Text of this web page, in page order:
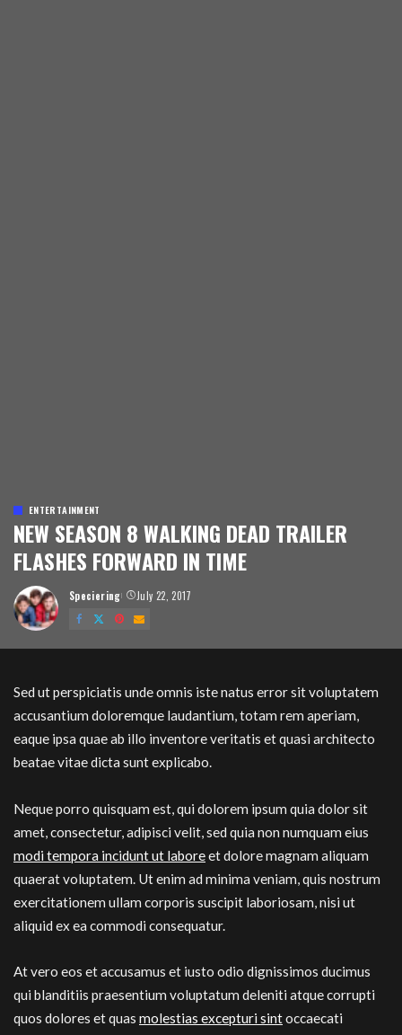
ENTERTAINMENT
NEW SEASON 8 WALKING DEAD TRAILER
FLASHES FORWARD IN TIME
Posted
by
Speciering July 22, 2017
Sed ut perspiciatis unde omnis iste natus error sit voluptatem
accusantium doloremque laudantium, totam rem aperiam,
eaque ipsa quae ab illo inventore veritatis et quasi architecto
beatae vitae dicta sunt explicabo.
Neque porro quisquam est, qui dolorem ipsum quia dolor sit
amet, consectetur, adipisci velit, sed quia non numquam eius
modi tempora incidunt ut laboreet dolore magnam aliquam
quaerat voluptatem. Ut enim ad minima veniam, quis nostrum
exercitationem ullam corporis suscipit laboriosam, nisi ut
aliquid ex ea commodi consequatur.
At vero eos et accusamus et iusto odio dignissimos ducimus
qui blanditiis praesentium voluptatum deleniti atque corrupti
quos dolores et quas molestias excepturi sintoccaecati